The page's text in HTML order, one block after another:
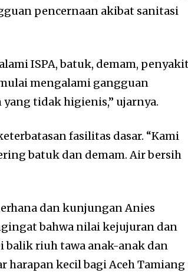
pencernaan akibat sanitasi
ISPA, batuk, demam,
mengalami gangguan
tidak higienis,” ujarnya.
fasilitas dasar. “Kami
batuk dan demam. Air bersih
dan kunjungan Anies
bahwa nilai kejujuran dan
balik riuh tawa anak-anak dan
harapan kecil bagi Aceh Tamiang